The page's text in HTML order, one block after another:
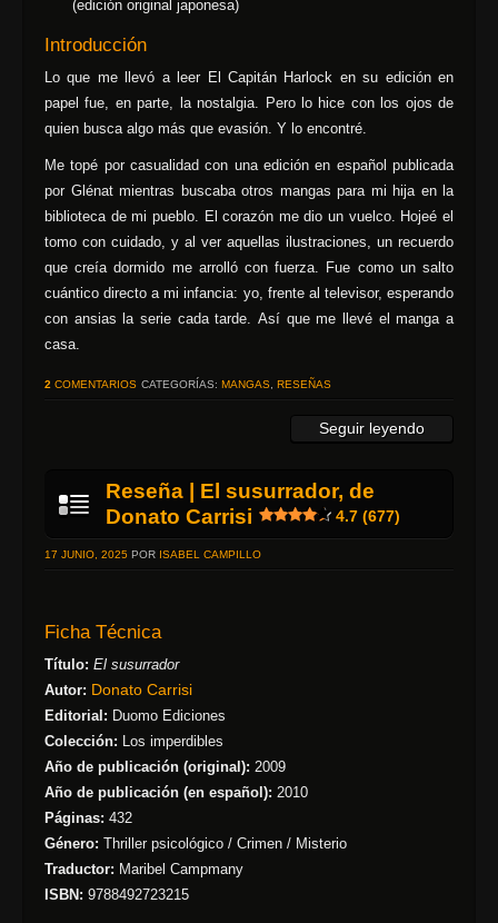
(edición original japonesa)
Introducción
Lo que me llevó a leer El Capitán Harlock en su edición en
papel fue, en parte, la nostalgia. Pero lo hice con los ojos de
quien busca algo más que evasión. Y lo encontré.
Me topé por casualidad con una edición en español publicada
por Glénat mientras buscaba otros mangas para mi hija en la
biblioteca de mi pueblo. El corazón me dio un vuelco. Hojeé el
tomo con cuidado, y al ver aquellas ilustraciones, un recuerdo
que creía dormido me arrolló con fuerza. Fue como un salto
cuántico directo a mi infancia: yo, frente al televisor, esperando
con ansias la serie cada tarde. Así que me llevé el manga a
casa.
Seguir leyendo
2 COMENTARIOS CATEGORÍAS: MANGAS RESEÑAS
Reseña | El susurrador, de
Donato Carrisi
4.7 (677)
17 JUNIO, 2025 POR ISABEL CAMPILLO
Ficha Técnica
Título: El susurrador
Autor: Donato Carrisi
Editorial: Duomo Ediciones
Colección: Los imperdibles
Año de publicación (original): 2009
Año de publicación (en español): 2010
Páginas: 432
Género: Thriller psicológico / Crimen / Misterio
Traductor: Maribel Campmany
ISBN: 9788492723215